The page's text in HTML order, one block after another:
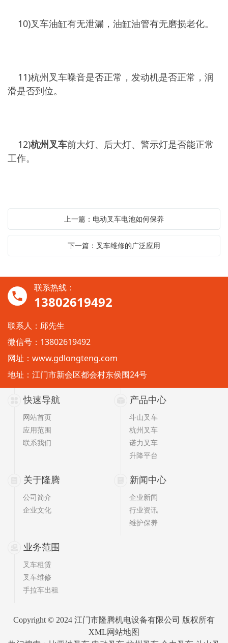
10)叉车油缸有无泄漏，油缸油管有无磨损老化。
11)杭州叉车噪音是否正常，发动机是否正常，润
滑是否到位。
12)杭州叉车前大灯、后大灯、警示灯是否能正常
工作。
上一篇：电动叉车电池如何保养
下一篇：叉车维修的广泛应用
快速导航
网站首页
应用范围
联系我们
产品中心
斗山叉车
杭州叉车
诺力叉车
升降平台
关于隆腾
公司简介
企业文化
新闻中心
企业新闻
行业资讯
维护保养
业务范围
叉车租赁
叉车维修
手拉车出租
Copyright © 2024 江门市隆腾机电设备有限公司 版权所有
XML网站地图
联系热线：
13802619492
联系人：邱先生
微信号：13802619492
网址： www.gdlongteng.com
地址：江门市新会区都会村东侯围24号